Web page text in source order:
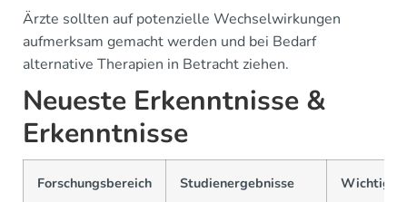
Ärzte sollten auf potenzielle Wechselwirkungen
aufmerksam gemacht werden und bei Bedarf
alternative Therapien in Betracht ziehen.
Neueste Erkenntnisse &
Erkenntnisse
Forschungsbereich Studienergebnisse